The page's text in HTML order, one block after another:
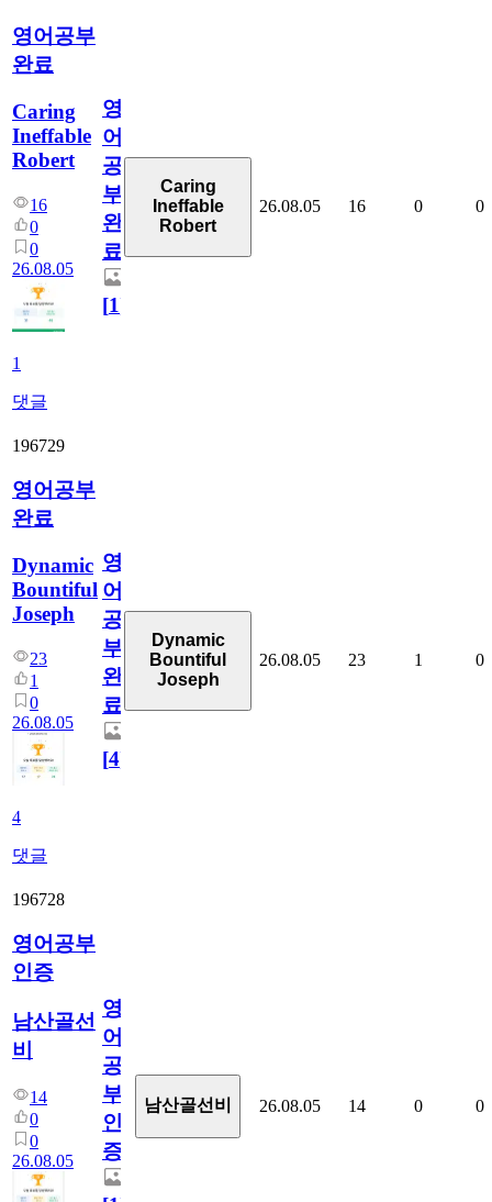
영어공부
완료
Caring
Ineffable
Robert
16
0
0
26.08.05
1
댓글
영
어
공
부
완
료
[1]
Caring
Ineffable
Robert
26.08.05 16 0 0
196729
영어공부
완료
Dynamic
Bountiful
Joseph
23
1
0
26.08.05
4
댓글
영
어
공
부
완
료
[4]
Dynamic
Bountiful
Joseph
26.08.05 23 1 0
196728
영어공부
인증
남산골선
비
14
0
0
26.08.05
영
어
공
부
인
증
남산골선비 26.08.05 14 0 0